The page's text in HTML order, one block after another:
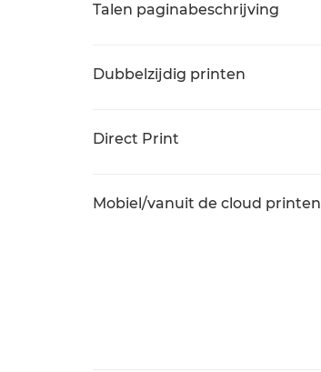
Talen paginabeschrijving
Dubbelzijdig printen
Direct Print
Mobiel/vanuit de cloud printen